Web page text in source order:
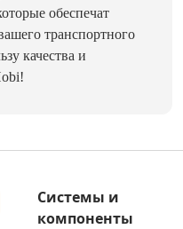
обеспечат
транспортного
качества и
Системы и
компоненты